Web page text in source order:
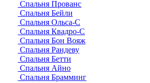
Спальня Прованс
Спальня Бейли
Спальня Ольса-С
Спальня Квадро-С
Спальня Бон Вояж
Спальня Рандеву
Спальня Бетти
Спальня Айно
Спальня Брамминг